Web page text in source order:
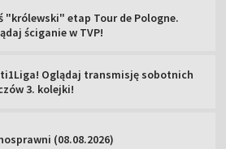
"królewski" etap Tour de Pologne.
ściganie w TVP!
Oglądaj transmisję sobotnich
3. kolejki!
(08.08.2026)